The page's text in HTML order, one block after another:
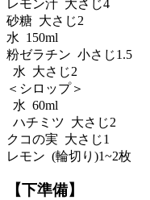
レモン汁 大さじ4
砂糖 大さじ2
水 150ml
粉ゼラチン 小さじ1.5
水 大さじ2
＜シロップ＞
水 60ml
ハチミツ 大さじ2
クコの実 大さじ1
レモン (輪切り)1~2枚
【下準備】